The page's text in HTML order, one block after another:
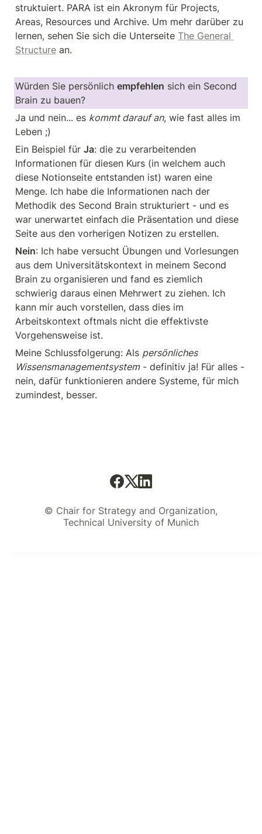
struktuiert. PARA ist ein Akronym für Projects,
Areas, Resources und Archive. Um mehr darüber zu
lernen, sehen Sie sich die Unterseite The General
Structure an.
Würden Sie persönlich empfehlen sich ein Second
Brain zu bauen?
Ja und nein... es kommt darauf an, wie fast alles im
Leben ;)
Ein Beispiel für Ja: die zu verarbeitenden
Informationen für diesen Kurs (in welchem auch
diese Notionseite entstanden ist) waren eine
Menge. Ich habe die Informationen nach der
Methodik des Second Brain strukturiert - und es
war unerwartet einfach die Präsentation und diese
Seite aus den vorherigen Notizen zu erstellen.
Nein: Ich habe versucht Übungen und Vorlesungen
aus dem Universitätskontext in meinem Second
Brain zu organisieren und fand es ziemlich
schwierig daraus einen Mehrwert zu ziehen. Ich
kann mir auch vorstellen, dass dies im
Arbeitskontext oftmals nicht die effektivste
Vorgehensweise ist.
Meine Schlussfolgerung: Als persönliches
Wissensmanagementsystem - definitiv ja! Für alles -
nein, dafür funktionieren andere Systeme, für mich
zumindest, besser.
© Chair for Strategy and Organization,
Technical University of Munich